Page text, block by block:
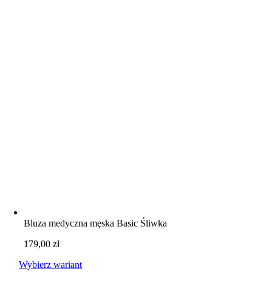
Bluza medyczna męska Basic Śliwka
179,00zł
Wybierz wariant